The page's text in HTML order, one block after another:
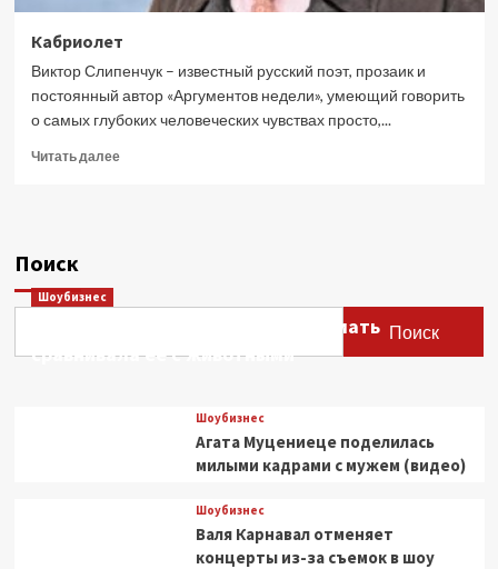
Кабриолет
Виктор Слипенчук – известный русский поэт, прозаик и
постоянный автор «Аргументов недели», умеющий говорить
о самых глубоких человеческих чувствах просто,...
Читать далееПрочитать
Поиск
Поиск
Шоубизнес
Этери Тутберидзе заявила, что мать
сравнивала ее с животными
Шоубизнес
Агата Муцениеце поделилась
милыми кадрами с мужем (видео)
Шоубизнес
Валя Карнавал отменяет
концерты из-за съемок в шоу